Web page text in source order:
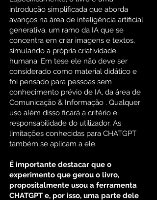
introdução simplificada que aborda
avanços na área de inteligência artificial
generativa, um ramo da IA que se
concentra em criar imagens e textos,
simulando a própria criatividade
humana. Em tese ele não deve ser
considerado como material didático e
foi pensado para pessoas sem
conhecimento prévio de IA, da área de
Comunicação & Informação . Qualquer
uso além disso ficará a critério e
responsabilidade do utilizador. As
limitações conhecidas para CHATGPT
também se aplicam a ele.
É importante destacar que o
experimento que gerou o livro,
propositalmente usou a ferramenta
CHATGPT e, por isso, uma parte dele